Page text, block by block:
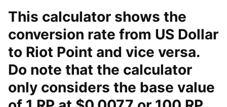
This calculator shows the
conversion rate from US Dollar
to Riot Point and vice versa.
Do note that the calculator
only considers the base value